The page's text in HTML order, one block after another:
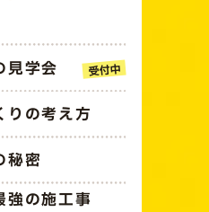
見学会
りの考え方
秘密
強の施工事